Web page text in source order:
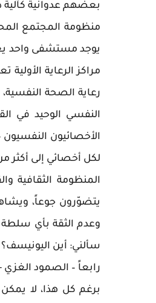
بعضهم عدوانية
مراكز الرعاية
رعاية الصحة النفسية،
الأخصائيون
لكل أخصائي إلى أكثر من 5,000
يتضوّرون جوعاً،
وعدم الثقة بأي
سألني: أين اليونيسف؟
رابعاً – الصمود